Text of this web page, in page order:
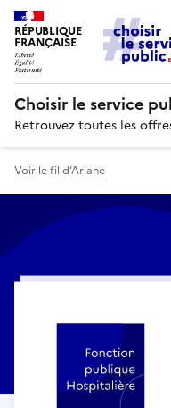
RÉPUBLIQUE
FRANÇAISE
Choisir le service
Retrouvez toutes les
Voir le fil d’Ariane